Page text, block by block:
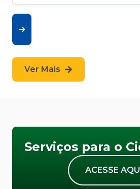
Ver Mais
Serviços para o
ACESSE